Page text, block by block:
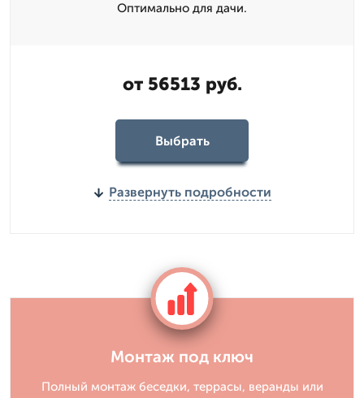
Оптимально для дачи.
от 56513 руб.
Выбрать
Развернуть подробности
Монтаж под ключ
Полный монтаж беседки, террасы, веранды или